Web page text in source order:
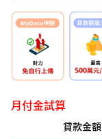
月付金試算
貸款金額